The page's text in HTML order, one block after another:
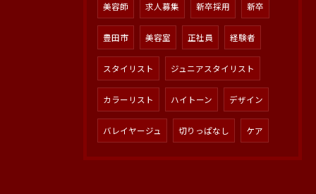
美容師 求人募集 新卒採用 新卒
豊田市 美容室 正社員 経験者
スタイリスト ジュニアスタイリスト
カラーリスト ハイトーン デザイン
バレイヤージュ 切りっぱなし ケア